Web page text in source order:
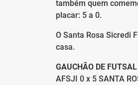
também quem
placar: 5 a 0.
O Santa Rosa Sicredi
casa.
GAUCHÃO DE
AFSJI 0 x 5 SANTA